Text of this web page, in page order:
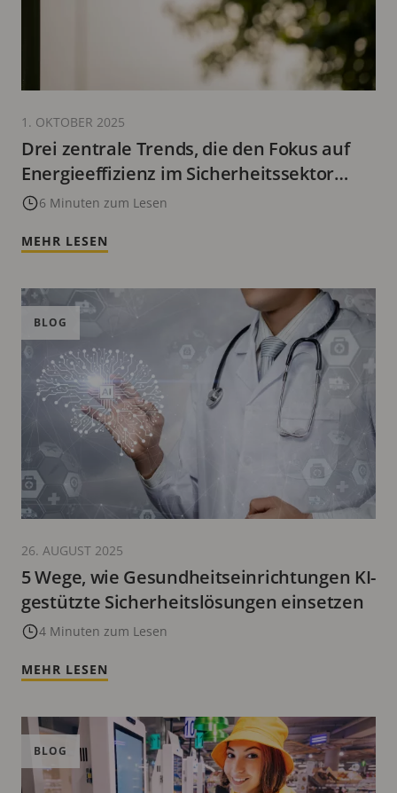
Drei zentrale Trends, die den Fokus auf
Energieeffizienz im Sicherheitssektor
vorantreiben
6 Minuten zum Lesen
1. OKTOBER 2025
MEHR LESEN
5 Wege, wie Gesundheitseinrichtungen KI-
gestützte Sicherheitslösungen einsetzen
4 Minuten zum Lesen
BLOG
26. AUGUST 2025
MEHR LESEN
BLOG